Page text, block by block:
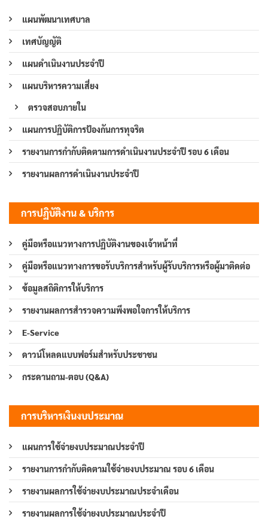
แผนพัฒนาเทศบาล
เทศบัญญัติ
แผนดำเนินงานประจำปี
แผนบริหารความเสี่ยง
ตรวจสอบภายใน
แผนการปฏิบัติการป้องกันการทุจริต
รายงานการกำกับติดตามการดำเนินงานประจำปี รอบ 6 เดือน
รายงานผลการดำเนินงานประจำปี
การปฏิบัติงาน & บริการ
คู่มือหรือแนวทางการปฏิบัติงานของเจ้าหน้าที่
คู่มือหรือแนวทางการขอรับบริการสำหรับผู้รับบริการหรือผู้มาติดต่อ
ข้อมูลสถิติการให้บริการ
รายงานผลการสำรวจความพึงพอใจการให้บริการ
E-Service
ดาวน์โหลดแบบฟอร์มสำหรับประชาชน
กระดานถาม-ตอบ (Q&A)
การบริหารเงินงบประมาณ
แผนการใช้จ่ายงบประมาณประจำปี
รายงานการกำกับติดตามใช้จ่ายงบประมาณ รอบ 6 เดือน
รายงานผลการใช้จ่ายงบประมาณประจำเดือน
รายงานผลการใช้จ่ายงบประมาณประจำปี